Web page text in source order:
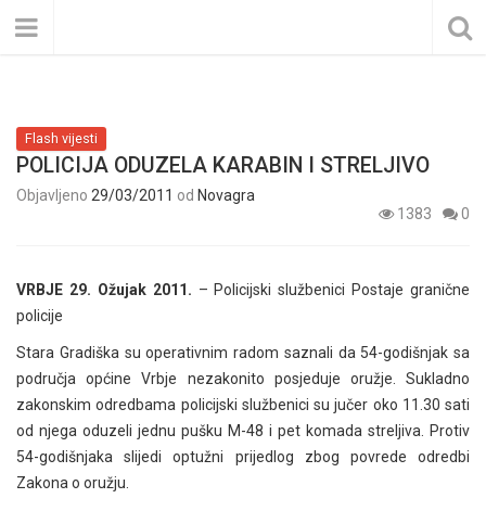
Flash vijesti
POLICIJA ODUZELA KARABIN I STRELJIVO
Objavljeno 29/03/2011 od Novagra
1383
0
VRBJE 29. Ožujak 2011. – Policijski službenici Postaje granične
policije
Stara Gradiška su operativnim radom saznali da 54-godišnjak sa
područja općine Vrbje nezakonito posjeduje oružje. Sukladno
zakonskim odredbama policijski službenici su jučer oko 11.30 sati
od njega oduzeli jednu pušku M-48 i pet komada streljiva. Protiv
54-godišnjaka slijedi optužni prijedlog zbog povrede odredbi
Zakona o oružju.